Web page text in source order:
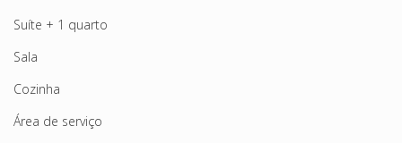
Suíte + 1 quarto
Sala
Cozinha
Área de serviço